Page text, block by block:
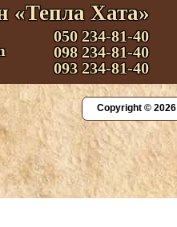
«Тепла Хата»
050 234-81-40
098 234-81-40
093 234-81-40
Copyright © 2026